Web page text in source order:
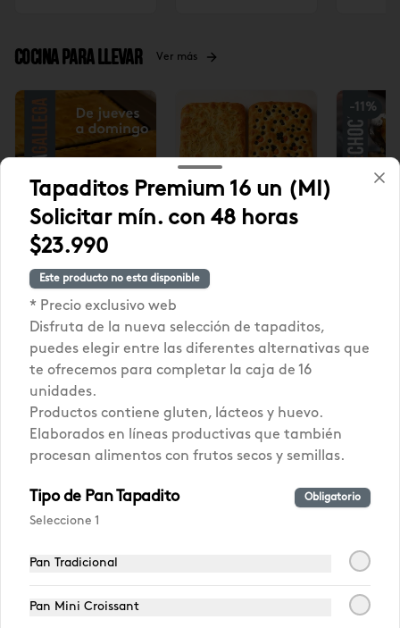
Cocina para llevar Ver más
Empanada
Gallega Mediana
(jueves a
domingo)
Lo Saldes
-11 %
Mercado Lo Saldes Ver más
Lo Saldes
Saldes
Tapaditos Premium 16 un (MI)
Solicitar mín. con 48 horas
$23.990
Este producto no esta disponible
* Precio exclusivo web
Disfruta de la nueva selección de tapaditos,
puedes elegir entre las diferentes alternativas que
te ofrecemos para completar la caja de 16
unidades.
Productos contiene gluten, lácteos y huevo.
Elaborados en líneas productivas que también
procesan alimentos con frutos secos y semillas.
Tipo de Pan Tapadito Obligatorio
Seleccione 1
Pan Tradicional
Pan Mini Croissant